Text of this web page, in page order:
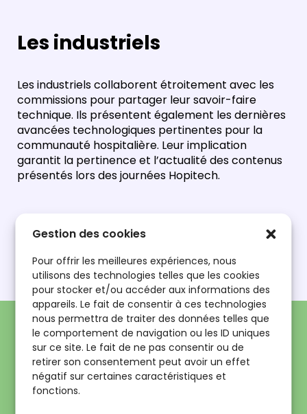
Gestion des cookies
Pour offrir les meilleures expériences, nous
utilisons des technologies telles que les cookies
pour stocker et/ou accéder aux informations des
appareils. Le fait de consentir à ces technologies
nous permettra de traiter des données telles que
le comportement de navigation ou les ID uniques
sur ce site. Le fait de ne pas consentir ou de
retirer son consentement peut avoir un effet
négatif sur certaines caractéristiques et
fonctions.
Les industriels
Les industriels collaborent étroitement avec les
commissions pour partager leur savoir-faire
technique. Ils présentent également les dernières
avancées technologiques pertinentes pour la
communauté hospitalière. Leur implication
garantit la pertinence et l’actualité des contenus
présentés lors des journées Hopitech.
Nos partenaires
permanents